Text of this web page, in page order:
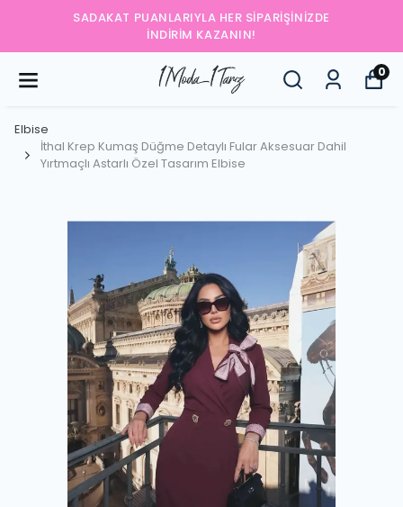
HER SIPARIŞINIZDE
YENI
0
Elbise
İthal Krep Kumaş Düğme Detaylı Fular Aksesuar Dahil
Yırtmaçlı Astarlı Özel Tasarım Elbise